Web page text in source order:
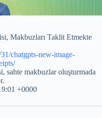
Makbuzları Taklit Etmekte
chatgpts-new-image-
sahte makbuzlar oluşturmada
+0000